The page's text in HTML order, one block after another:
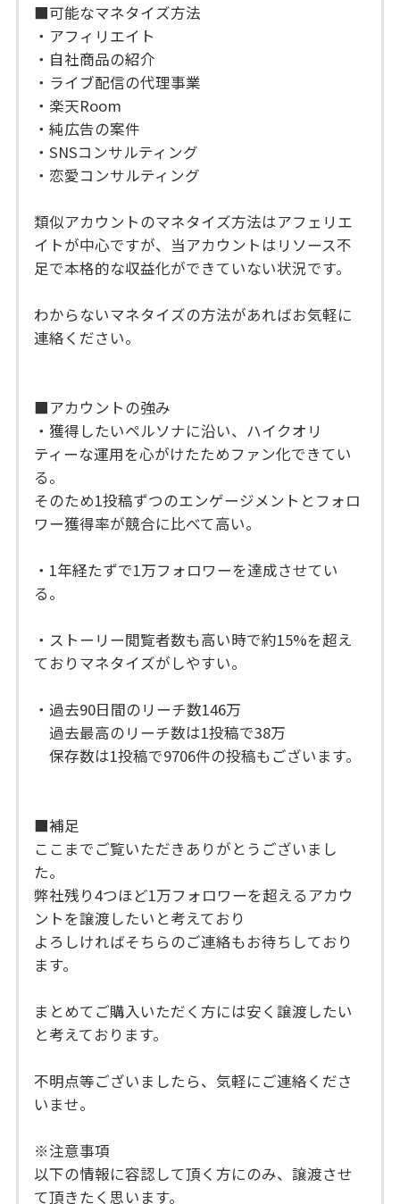
■可能なマネタイズ方法
・アフィリエイト
・自社商品の紹介
・ライブ配信の代理事業
・楽天Room
・純広告の案件
・SNSコンサルティング
・恋愛コンサルティング
類似アカウントのマネタイズ方法はアフェリエ
イトが中心ですが、当アカウントはリソース不
足で本格的な収益化ができていない状況です。
わからないマネタイズの方法があればお気軽に
連絡ください。
■アカウントの強み
・獲得したいペルソナに沿い、ハイクオリ
ティーな運用を心がけたためファン化できてい
る。
そのため1投稿ずつのエンゲージメントとフォロ
ワー獲得率が競合に比べて高い。
・1年経たずで1万フォロワーを達成させてい
る。
・ストーリー閲覧者数も高い時で約15%を超え
ておりマネタイズがしやすい。
・過去90日間のリーチ数146万
過去最高のリーチ数は1投稿で38万
保存数は1投稿で9706件の投稿もございます。
■補足
ここまでご覧いただきありがとうございまし
た。
弊社残り4つほど1万フォロワーを超えるアカウ
ントを譲渡したいと考えており
よろしければそちらのご連絡もお待ちしており
ます。
まとめてご購入いただく方には安く譲渡したい
と考えております。
不明点等ございましたら、気軽にご連絡くださ
いませ。
※注意事項
以下の情報に容認して頂く方にのみ、譲渡させ
て頂きたく思います。